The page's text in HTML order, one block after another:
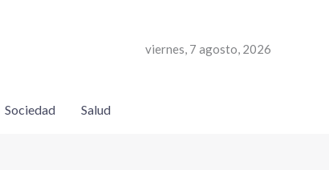
viernes, 7 agosto, 2026
Sociedad Salud